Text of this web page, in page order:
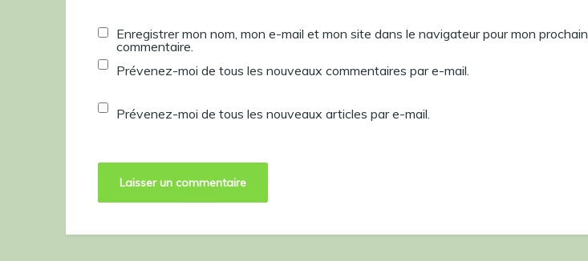
Enregistrer mon nom, mon e-mail et mon site dans le navigateur pour mon prochain
commentaire.
Prévenez-moi de tous les nouveaux commentaires par e-mail.
Prévenez-moi de tous les nouveaux articles par e-mail.